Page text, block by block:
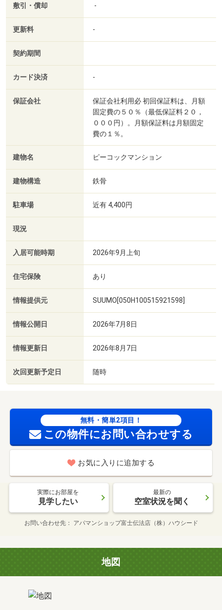
敷引・償却 -
更新料 -
契約期間
カード決済 -
保証会社
保証会社利用必 初回保証料は、月額
固定費の５０％（最低保証料２０，
０００円）。月額保証料は月額固定
費の１％。
建物名 ピーコックマンション
建物構造 鉄骨
駐車場 近有 4,400円
現況
入居可能時期 2026年9月上旬
住宅保険 あり
情報提供元 SUUMO[050H100515921598]
情報公開日 2026年7月8日
情報更新日 2026年8月7日
次回更新予定日 随時
無料・簡単2項目！
この物件にお問い合わせする
お気に入りに追加する
実際にお部屋を
見学したい
最新の
空室状況を聞く
お問い合わせ先 アパマンショップ富士伝法店（株）ハウシード
地図